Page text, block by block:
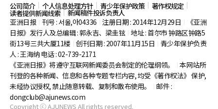
公司简介 个人信息处理方针 青少年保护政策 著作权规定
读者提供新闻线索
新闻稿件投诉负责人
亚洲日报
刊号 : 서울,아04336 注册日期 : 2014年12月29日
《亚洲
日报》发行人及总编辑 : 郭永吉、梁圭铉 地址 : 首尔市钟路区钟路5
街13号三共大厦11楼 创刊日期 : 2007年11月15日
青少年保护负责
人 : 王海纳 电话 : 02-739-2171
《亚洲日报》将遵守互联网新闻委员会制定的伦理纲领。
本网站所
刊登的各种新闻、信息和各种专题专栏内容, 均受《著作权法》 保护,
未经协议授权, 禁止随意转载、复制和散布使用。
邮件 :
dongclub@ajunews.com
Copyright ⓒ AJUNEWS All rights reserved.